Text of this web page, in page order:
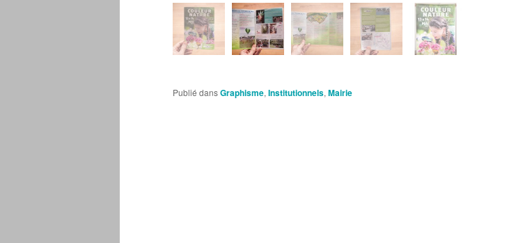
Publié dansGraphisme, Institutionnels, Mairie